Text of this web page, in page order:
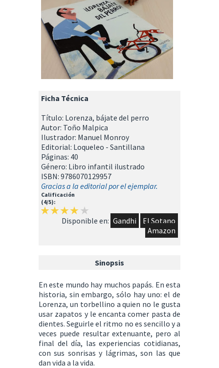
Ficha Técnica
Título: Lorenza, bájate del perro
Autor: Toño Malpica
Ilustrador: Manuel Monroy
Editorial: Loqueleo - Santillana
Páginas: 40
Género: Libro infantil ilustrado
ISBN: 9786070129957
Gracias a la editorial por el ejemplar.
Calificación
(4/5):
Disponible en: Gandhi
El Sotano
Amazon
Sinopsis
En este mundo hay muchos papás. En esta
historia, sin embargo, sólo hay uno: el de
Lorenza, un torbellino a quien no le gusta
usar zapatos y le encanta comer pasta de
dientes. Seguirle el ritmo no es sencillo y a
veces puede resultar extenuante, pero al
final del día, las experiencias cotidianas,
con sus sonrisas y lágrimas, son las que
dan vida a la vida.